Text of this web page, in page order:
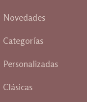
Novedades
Categorías
Personalizadas
Clásicas